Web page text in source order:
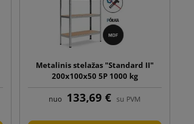
Metalinis stelažas "Standard II"
200x100x50 5P 1000 kg
nuo 133,69 € su PVM